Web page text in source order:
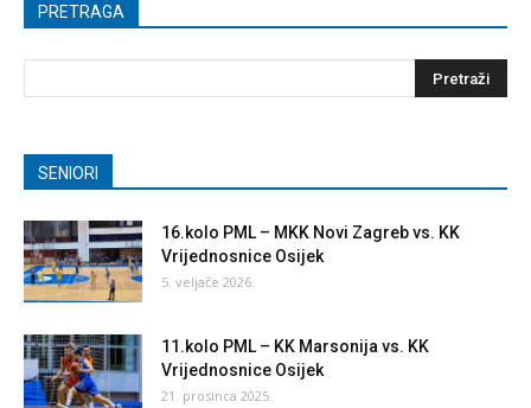
PRETRAGA
SENIORI
16.kolo PML – MKK Novi Zagreb vs. KK
Vrijednosnice Osijek
5. veljače 2026.
11.kolo PML – KK Marsonija vs. KK
Vrijednosnice Osijek
21. prosinca 2025.